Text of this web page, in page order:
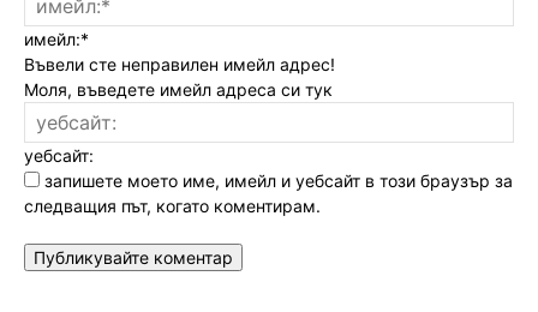
имейл:*
Въвели сте неправилен имейл адрес!
Моля, въведете имейл адреса си тук
уебсайт:
запишете моето име, имейл и уебсайт в този браузър за
следващия път, когато коментирам.